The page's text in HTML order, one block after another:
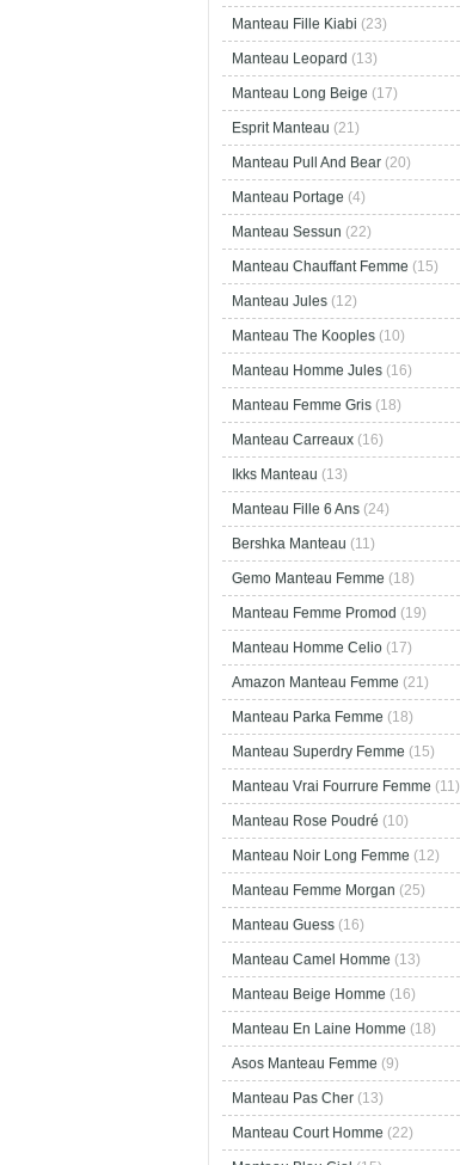
Manteau Fille Kiabi (23)
Manteau Leopard (13)
Manteau Long Beige (17)
Esprit Manteau (21)
Manteau Pull And Bear (20)
Manteau Portage (4)
Manteau Sessun (22)
Manteau Chauffant Femme (15)
Manteau Jules (12)
Manteau The Kooples (10)
Manteau Homme Jules (16)
Manteau Femme Gris (18)
Manteau Carreaux (16)
Ikks Manteau (13)
Manteau Fille 6 Ans (24)
Bershka Manteau (11)
Gemo Manteau Femme (18)
Manteau Femme Promod (19)
Manteau Homme Celio (17)
Amazon Manteau Femme (21)
Manteau Parka Femme (18)
Manteau Superdry Femme (15)
Manteau Vrai Fourrure Femme (11)
Manteau Rose Poudré (10)
Manteau Noir Long Femme (12)
Manteau Femme Morgan (25)
Manteau Guess (16)
Manteau Camel Homme (13)
Manteau Beige Homme (16)
Manteau En Laine Homme (18)
Asos Manteau Femme (9)
Manteau Pas Cher (13)
Manteau Court Homme (22)